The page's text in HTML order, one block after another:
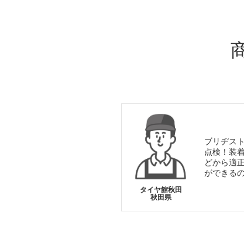
タイヤ館秋田
秋田県
ブリヂス
点検！装
どから適
ができる